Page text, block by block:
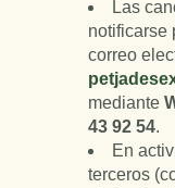
Las
notificarse
correo
mediante
43 92 54.
En
terceros